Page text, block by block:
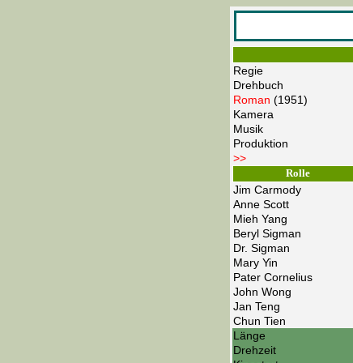
Regie
Drehbuch
Roman (1951)
Kamera
Musik
Produktion
>>
Rolle
Jim Carmody
Anne Scott
Mieh Yang
Beryl Sigman
Dr. Sigman
Mary Yin
Pater Cornelius
John Wong
Jan Teng
Chun Tien
Länge
Drehzeit